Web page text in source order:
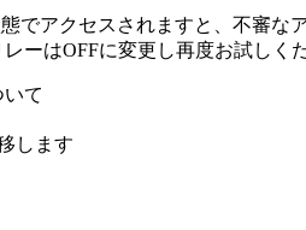
でアクセスされますと、不審な
ーはOFFに変更し再度お試しく
いて
します